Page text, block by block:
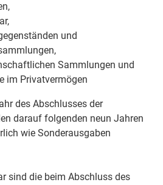
und
Sammlungen und
im Privatvermögen
des Abschlusses der
darauf folgenden neun Jahren
wie Sonderausgaben
sind die beim Abschluss des